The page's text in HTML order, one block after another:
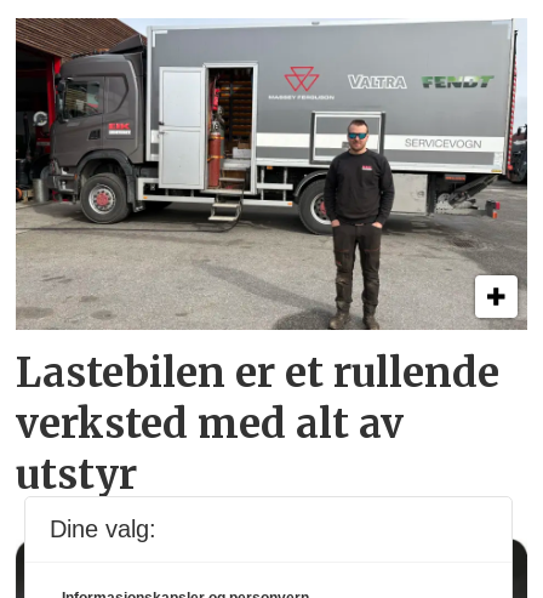
Lastebilen er et rullende
verksted med alt av
utstyr
Dine valg: